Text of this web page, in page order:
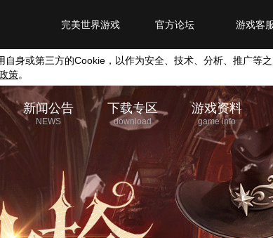
游戏客
官方论坛
完美世界游戏
自身或第三方的Cookie ，以作为安全、技术、分析、推广等
策。
新闻公告
NEWS
下载专区
download
游戏资料
game info